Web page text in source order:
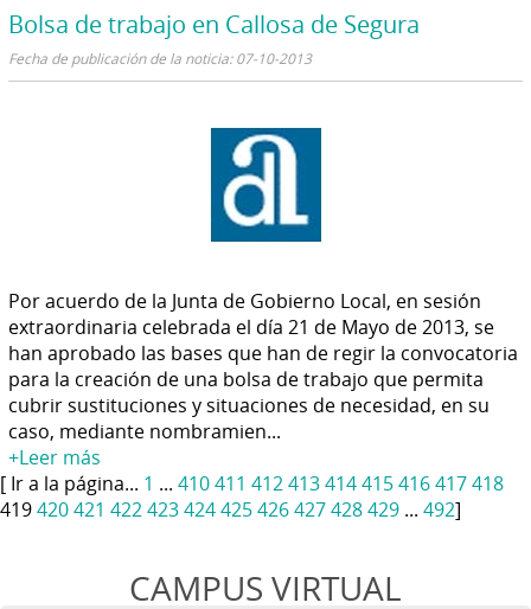
Bolsa de trabajo en Callosa de Segura
Fecha de publicación de la noticia: 07-10-2013
Por acuerdo de la Junta de Gobierno Local, en sesión
extraordinaria celebrada el día 21 de Mayo de 2013, se
han aprobado las bases que han de regir la convocatoria
para la creación de una bolsa de trabajo que permita
cubrir sustituciones y situaciones de necesidad, en su
caso, mediante nombramien...
+Leer más
[ Ir a la página... 1 ... 410411 412413414415416417418
419420421 422423424425426427428429 ... 492]
CAMPUS VIRTUAL